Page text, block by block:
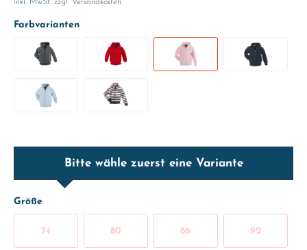
inkl. MwSt. zzgl. Versandkosten
Farbvarianten
Bitte wähle zuerst eine Variante
Größe
74 80 86 92